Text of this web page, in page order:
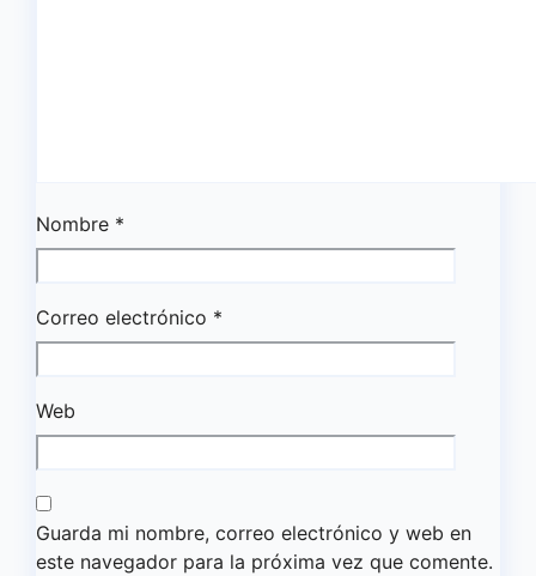
Nombre *
Correo electrónico *
Web
Guarda mi nombre, correo electrónico y web en
este navegador para la próxima vez que comente.